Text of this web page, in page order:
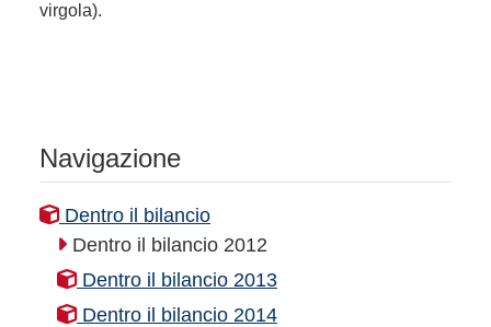
virgola).
Navigazione
Dentro il bilancio
Dentro il bilancio 2012
Dentro il bilancio 2013
Dentro il bilancio 2014